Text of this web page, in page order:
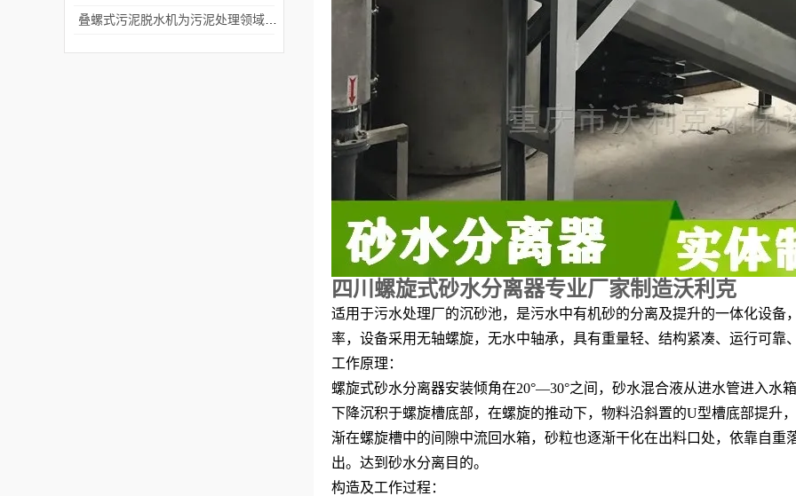
四川螺旋式砂水分离器专业厂家制造沃利克
适用于污水处理厂的沉砂池，是污水中有机砂的分离及提升的一体化设备
率，设备采用无轴螺旋，无水中轴承，具有重量轻、结构紧凑、运行可
工作原理 ：
螺旋式砂水分离器安装倾角在20°—30°之间，砂水混合液从进水管进入水
下降沉积于螺旋槽底部，在螺旋的推动下，物料沿斜置的U型槽底部提升
渐在螺旋槽中的间隙中流回水箱，砂粒也逐渐干化在出料口处，依靠自
出。达到砂水分离目的。
构造及工作过程 ：